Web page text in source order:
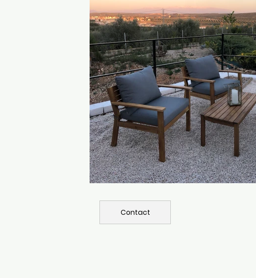
Contact